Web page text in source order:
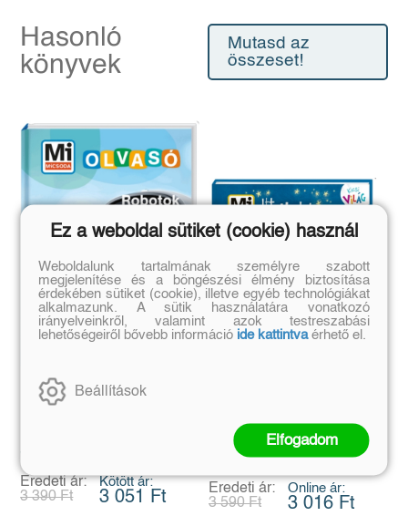
Hasonló
könyvek
Mutasd az
összeset!
Mi MICSODA Olvasó –
Robotok
Eredeti ár:
3 390 Ft
Kötött ár:
3 051 Ft
Nap.
Kihajtható fülekkel
Eredeti ár:
3 590 Ft
Online ár:
3 016 Ft
Ez a weboldal sütiket (cookie) használ
Weboldalunk tartalmának személyre szabott
megjelenítése és a böngészési élmény biztosítása
érdekében sütiket (cookie), illetve egyéb technológiákat
alkalmazunk. A sütik használatára vonatkozó
irányelveinkről, valamint azok testreszabási
lehetőségeiről bővebb információ ide kattintvaérhető el.
Beállítások
Elfogadom